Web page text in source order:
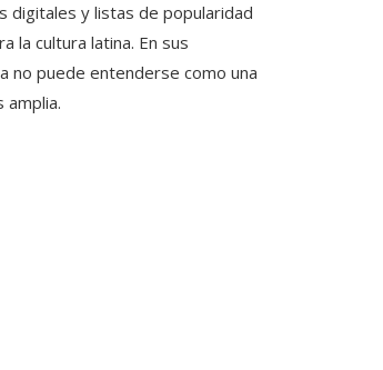
digitales y listas de popularidad
la cultura latina. En sus
no puede entenderse como una
amplia.